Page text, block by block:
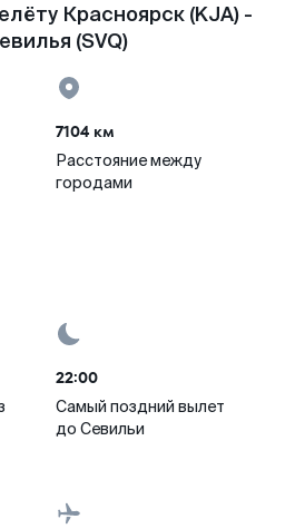
Красноярск (KJA) -
(SVQ)
7104 км
Расстояние между
городами
22:00
Самый поздний вылет
до Севильи